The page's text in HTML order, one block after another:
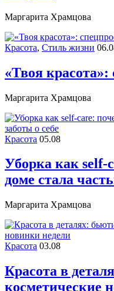
Маргарита Храмцова
Красота, Стиль жизни
«Твоя
Маргарита Храмцова
Красота 05.08
Уборка как self-
доме стала
Маргарита Храмцова
Красота 03.08
Красота в
косметические